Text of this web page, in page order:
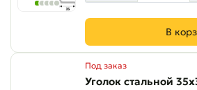
В
Под заказ
Уголок стальной